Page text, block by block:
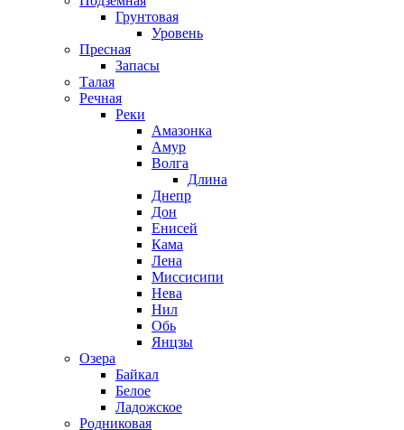
Грунтовая
Уровень
Пресная
Запасы
Талая
Речная
Реки
Амазонка
Амур
Волга
Длина
Днепр
Дон
Енисей
Кама
Лена
Миссисипи
Нева
Нил
Обь
Янцзы
Озера
Байкал
Белое
Ладожское
Родниковая